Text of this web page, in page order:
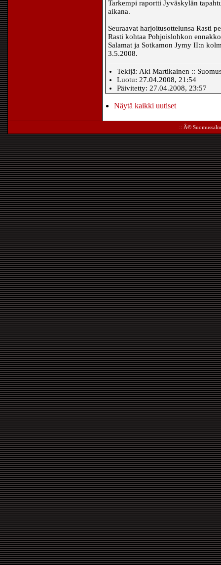
Tarkempi raportti Jyväskylän
aikana.
Seuraavat harjoitusottelunsa Rasti
Rasti kohtaa Pohjoislohkon
Salamat ja Sotkamon Jymy II:n
3.5.2008.
Tekijä: Aki Martikainen ::
Luotu: 27.04.2008, 21:54
Päivitetty: 27.04.2008, 23:57
Näytä kaikki uutiset
:: Â©